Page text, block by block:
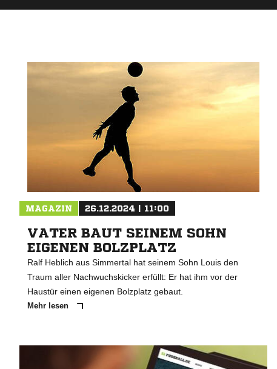
MAGAZIN 26.12.2024 | 11:00
VATER BAUT SEINEM SOHN
EIGENEN BOLZPLATZ
Ralf Heblich aus Simmertal hat seinem Sohn Louis den
Traum aller Nachwuchskicker erfüllt: Er hat ihm vor der
Haustür einen eigenen Bolzplatz gebaut.
Mehr lesen